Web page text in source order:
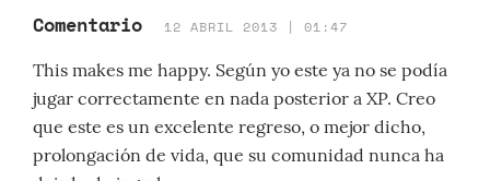
Comentario 12 ABRIL 2013 | 01:47
This makes me happy. Según yo este ya no se podía
jugar correctamente en nada posterior a XP. Creo
que este es un excelente regreso, o mejor dicho,
prolongación de vida, que su comunidad nunca ha